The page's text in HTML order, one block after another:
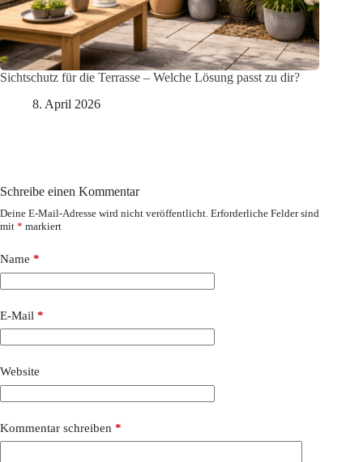
Sichtschutz für die Terrasse – Welche Lösung passt zu dir?
8. April 2026
Schreibe einen Kommentar
Deine E-Mail-Adresse wird nicht veröffentlicht. Erforderliche Felder sind
mit * markiert
Name *
E-Mail *
Website
Kommentar schreiben *